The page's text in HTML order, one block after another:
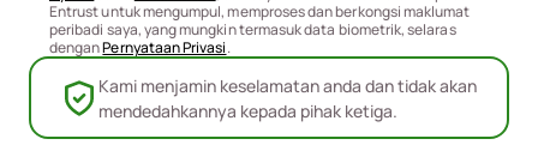
Entrust untuk mengumpul, memproses dan berkongsi maklumat
peribadi saya, yang mungkin termasuk data biometrik, selaras
denganPernyataan Privasi.
Kami menjamin keselamatan anda dan tidak akan
mendedahkannya kepada pihak ketiga.